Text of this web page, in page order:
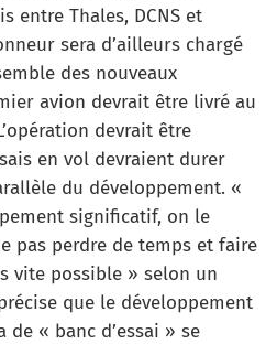
entre Thales, DCNS et
sera d’ailleurs chargé
des nouveaux
avion devrait être livré au
devrait être
en vol devraient durer
du développement. «
significatif, on le
pas perdre de temps et faire
vite possible » selon un
que le développement
« banc d’essai » se